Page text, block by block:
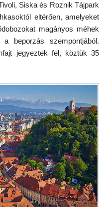
Siska és Roznik Tájpark
eltérően, amelyeket
magányos méhek
beporzás szempontjából.
jegyeztek fel, köztük 35